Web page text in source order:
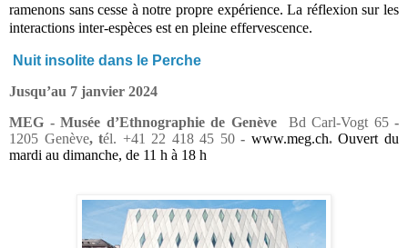
ramenons sans cesse à notre propre expérience. La réflexion sur les
interactions inter-espèces est en pleine effervescence.
Nuit insolite dans le Perche
Jusqu’au 7 janvier 2024
MEG - Musée d’Ethnographie de Genève Bd Carl-Vogt 65-
1205 Genève, tél. +41 22 418 45 50- www.meg.ch.Ouvert du
mardi au dimanche, de 11 h à 18 h